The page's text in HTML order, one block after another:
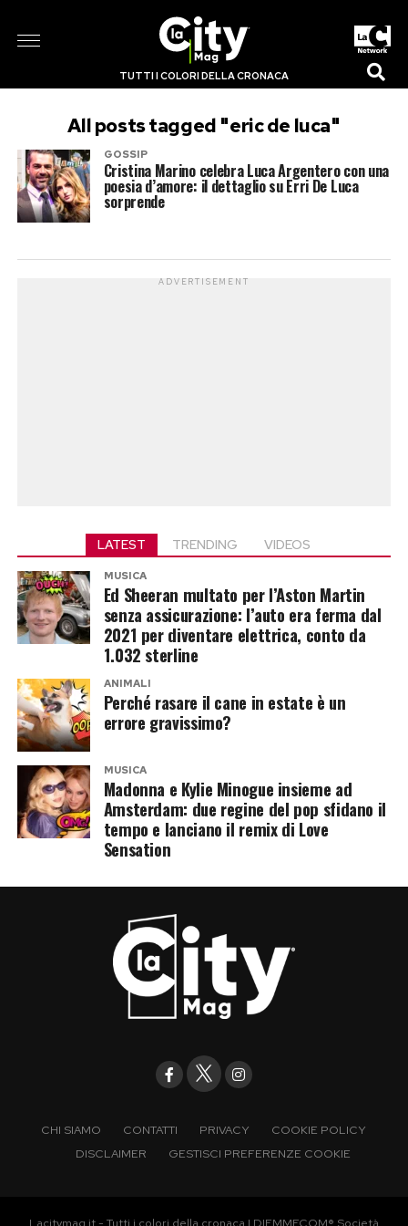
TUTTI I COLORI DELLA CRONACA
All posts tagged "eric de luca"
GOSSIP
Cristina Marino celebra Luca Argentero con una
poesia d’amore: il dettaglio su Erri De Luca
sorprende
ADVERTISEMENT
LATEST TRENDING VIDEOS
MUSICA
Ed Sheeran multato per l’Aston Martin
senza assicurazione: l’auto era ferma dal
2021 per diventare elettrica, conto da
1.032 sterline
ANIMALI
Perché rasare il cane in estate è un
errore gravissimo?
MUSICA
Madonna e Kylie Minogue insieme ad
Amsterdam: due regine del pop sfidano il
tempo e lanciano il remix di Love
Sensation
CHI SIAMO CONTATTI PRIVACY
COOKIE POLICY
DISCLAIMER
GESTISCI PREFERENZE COOKIE
Lacitymag.it - Tutti i colori della cronaca | DIEMMECOM® Società